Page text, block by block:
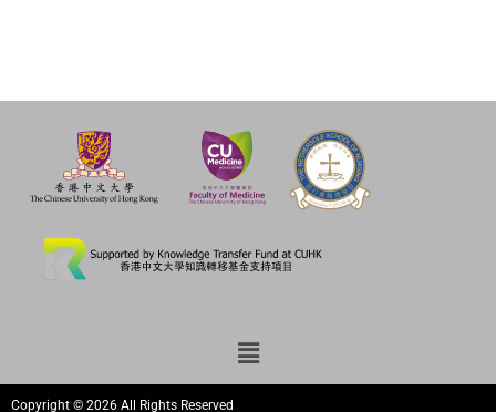
Copyright © 2026 All Rights Reserved